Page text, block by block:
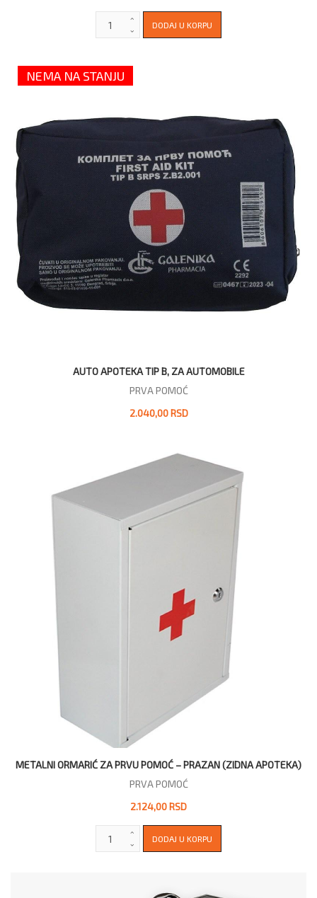
NEMA NA STANJU
AUTO APOTEKA TIP B, ZA AUTOMOBILE
PRVA POMOĆ
2.040,00 RSD
METALNI ORMARIĆ ZA PRVU POMOĆ – PRAZAN (ZIDNA APOTEKA)
PRVA POMOĆ
2.124,00 RSD